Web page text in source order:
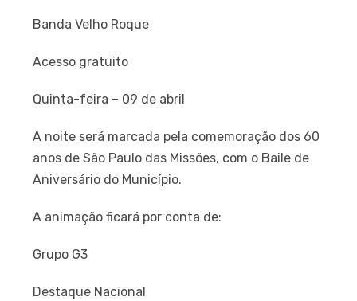
Banda Velho Roque
Acesso gratuito
Quinta-feira – 09 de abril
A noite será marcada pela comemoração dos 60
anos de São Paulo das Missões, com o Baile de
Aniversário do Município.
A animação ficará por conta de:
Grupo G3
Destaque Nacional